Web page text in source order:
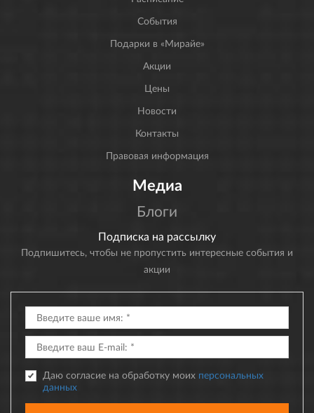
События
Подарки в «Мирайе»
Акции
Цены
Новости
Контакты
Правовая информация
Медиа
Блоги
Подписка на рассылку
Подпишитесь, чтобы не пропустить интересные события и
акции
Даю согласие на обработку моих персональных
данных